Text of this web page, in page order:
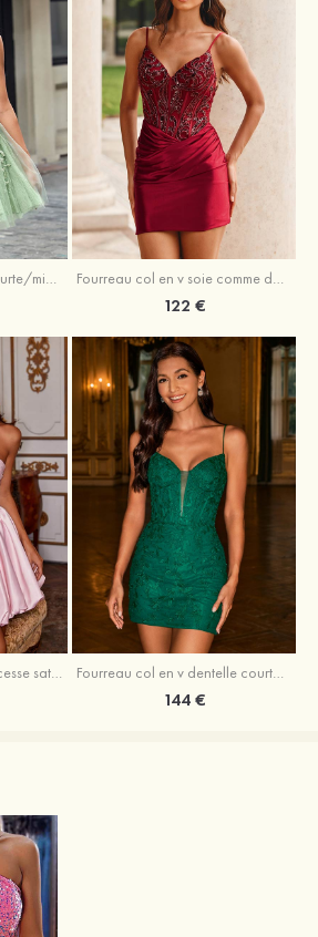
Trapèze col en v tulle courte/mini robe de fête de la rentrée avec perles Fourreau col en v soie comme du satin courte/mini robe de fête de la rentrée avec paillettes
122 €
Robe trapèze Robe Princesse satin sans manches courte/mini robe de fête de la rentrée Fourreau col en v dentelle courte/mini robe de fête de la rentré avec perles
144 €